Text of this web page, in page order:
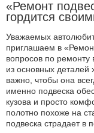
«Ремонт
гордится
Уважаемых
приглашаем в
вопросов по ремонту
из основных деталей
важно, чтобы она
именно подвеска
кузова и просто
полотно похоже на
подвеска страдает в